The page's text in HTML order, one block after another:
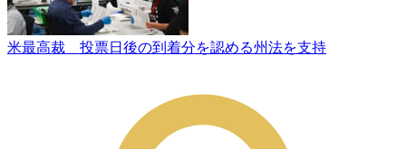
米最高裁 投票日後の到着分を認める州法を支持